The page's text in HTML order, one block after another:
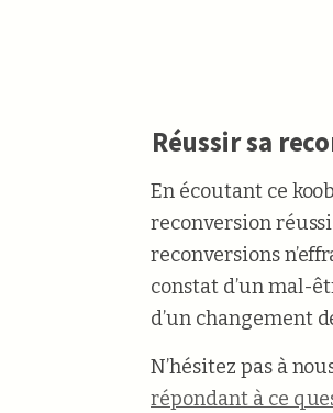
Réussir sa
En écoutant ce
reconversion
reconversions
constat d’un mal-
d’un changement
N’hésitez pas à
répondant à ce